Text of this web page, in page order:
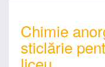
Chimie
sticlărie